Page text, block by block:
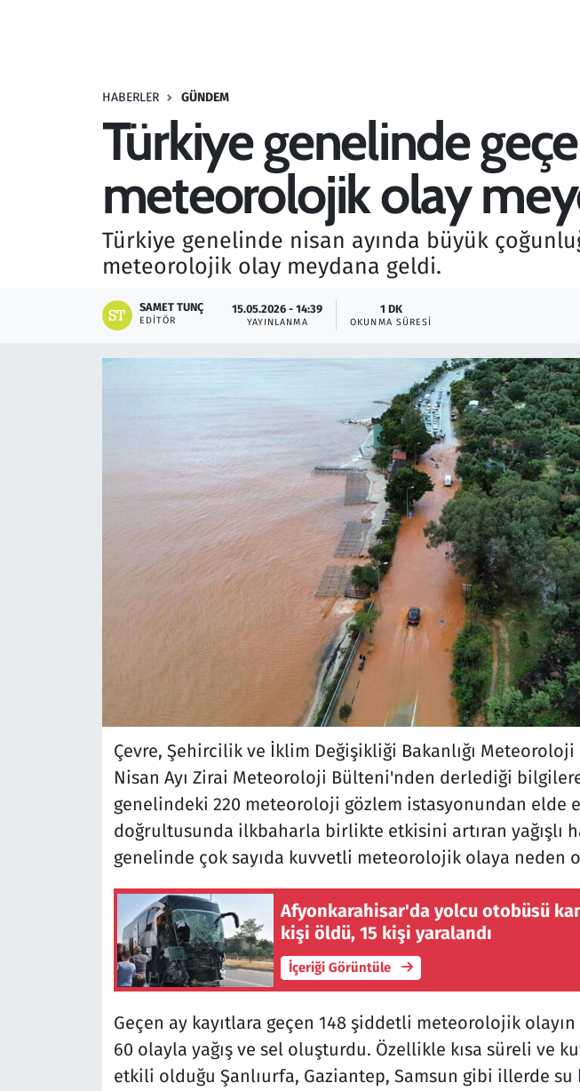
HABERLER GÜNDEM
Türkiye genelinde
meteorolojik olay
Türkiye genelinde nisan ayında büyük
meteorolojik olay meydana geldi.
SAMET TUNÇ
EDITÖR
15.05.2026 - 14:39
YAYINLANMA
1 DK
OKUNMA SÜRESI
Çevre, Şehircilik ve İklim Değişikliği Bakanlığı
Nisan Ayı Zirai Meteoroloji Bülteni'nden derlediği
genelindeki 220 meteoroloji gözlem istasyonundan elde
doğrultusunda ilkbaharla birlikte etkisini artıran yağışlı
genelinde çok sayıda kuvvetli meteorolojik olaya neden
Afyonkarahisar'da yolcu otobüsü
kişi öldü, 15 kişi yaralandı
İçeriği Görüntüle
Geçen ay kayıtlara geçen 148 şiddetli meteorolojik
60 olayla yağış ve sel oluşturdu. Özellikle kısa süreli ve
etkili olduğu Şanlıurfa, Gaziantep, Samsun gibi illerde su
Teknoloji ve Bilim
Televizyon